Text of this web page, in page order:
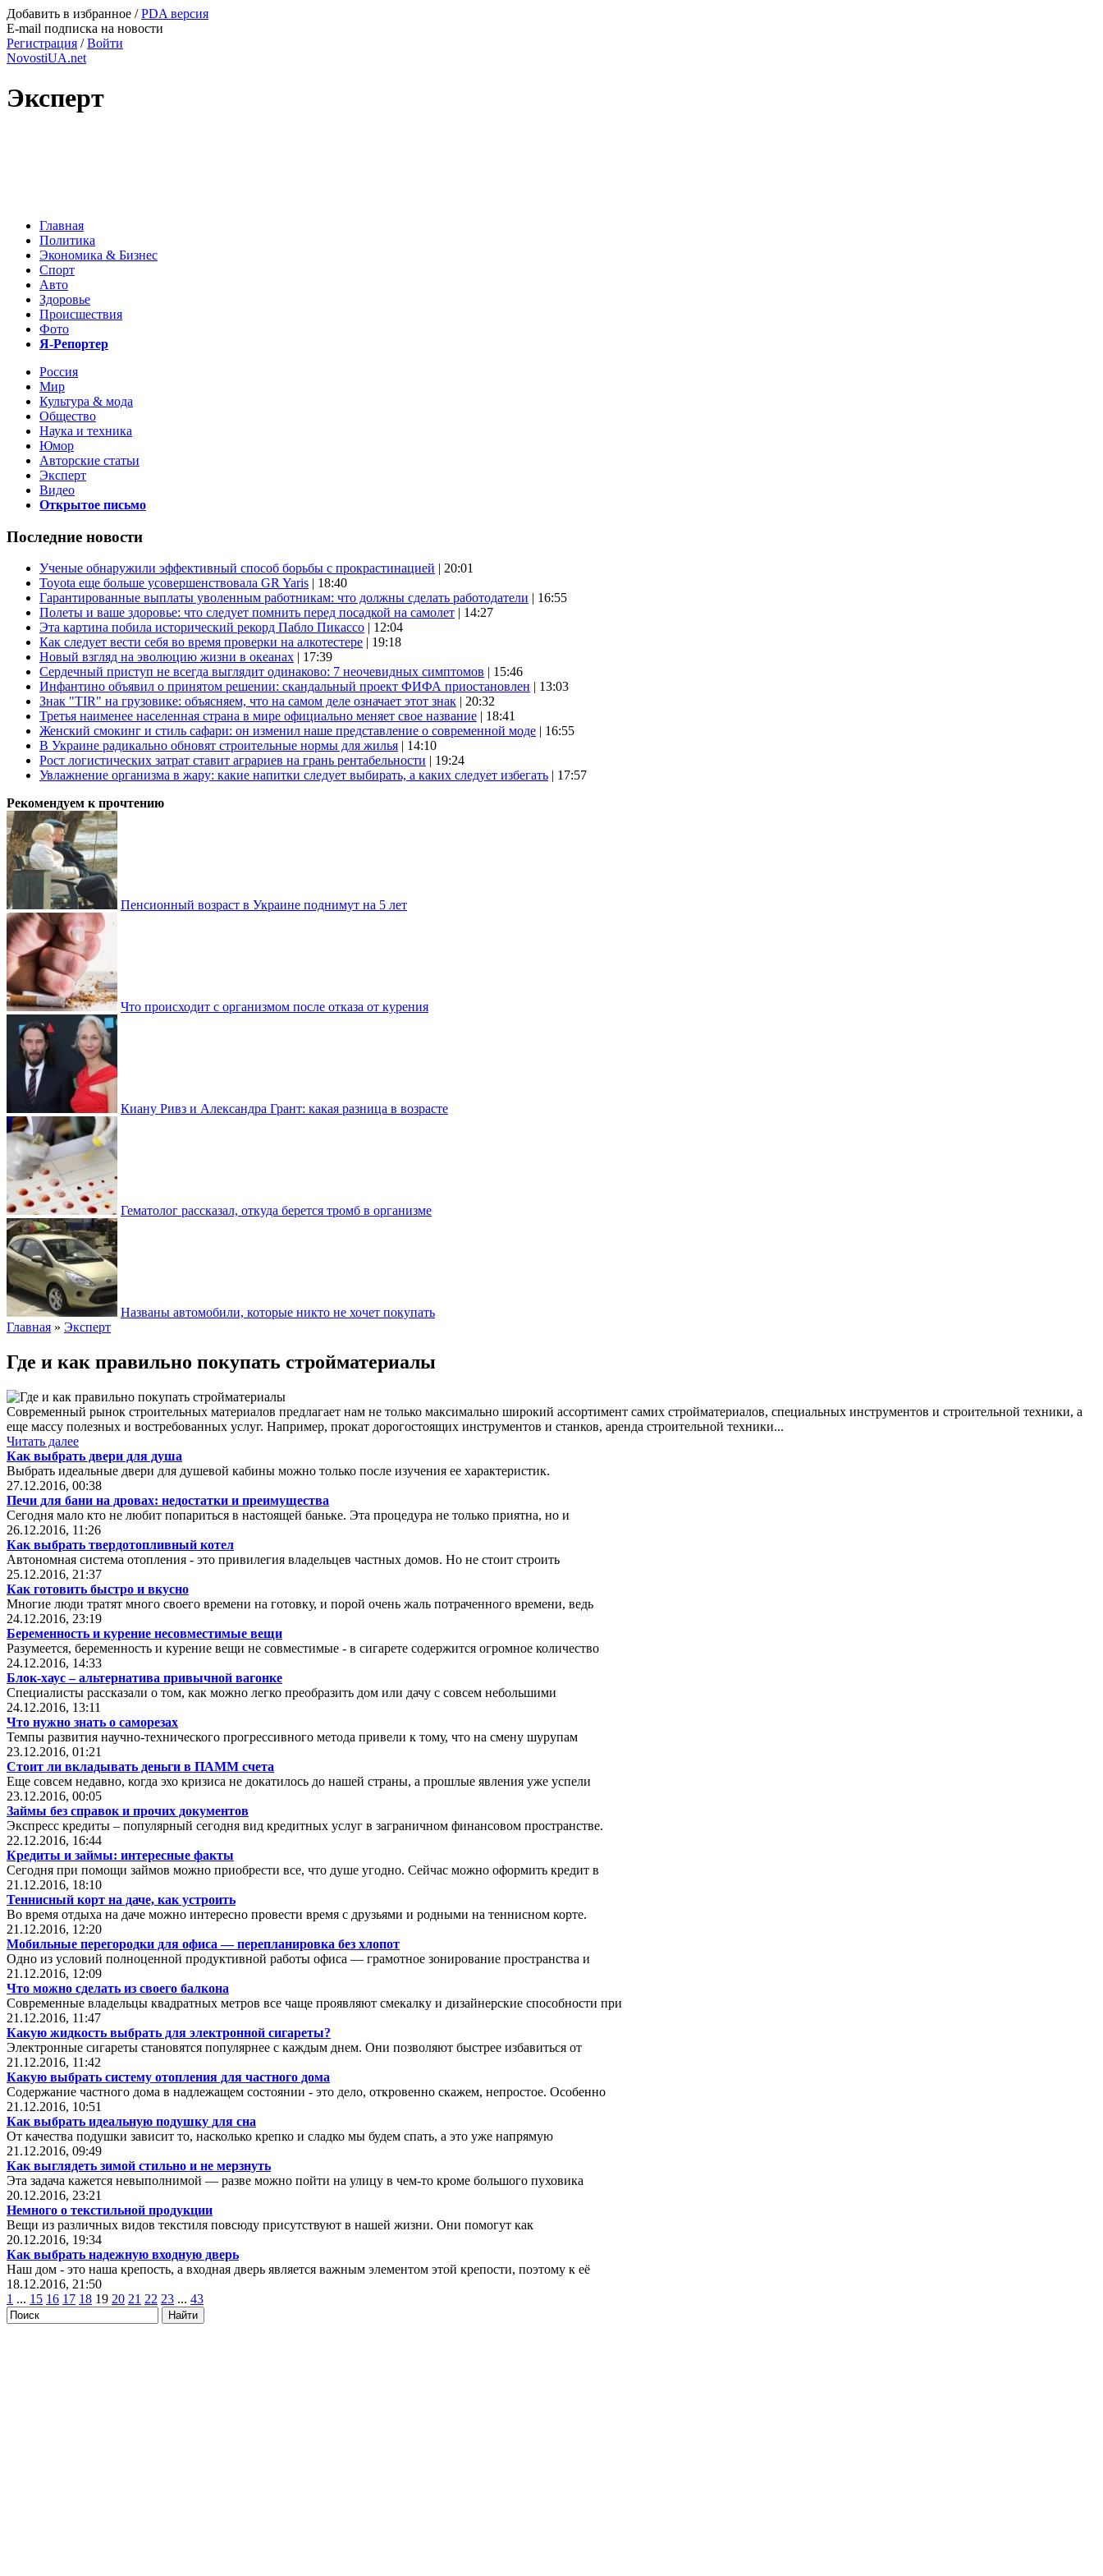
Добавить в избранное /PDA версия
E-mail подписка на новости
Регистрация /Войти
NovostiUA.net
Эксперт
Главная
Политика
Экономика & Бизнес
Спорт
Авто
Здоровье
Происшествия
Фото
Я-Репортер
Россия
Мир
Культура & мода
Общество
Наука и техника
Юмор
Авторские статьи
Эксперт
Видео
Открытое письмо
Последние новости
Ученые обнаружили эффективный способ борьбы с прокрастинацией | 20:01
Toyota еще больше усовершенствовала GR Yaris | 18:40
Гарантированные выплаты уволенным работникам: что должны сделать работодатели | 16:55
Полеты и ваше здоровье: что следует помнить перед посадкой на самолет | 14:27
Эта картина побила исторический рекорд Пабло Пикассо | 12:04
Как следует вести себя во время проверки на алкотестере | 19:18
Новый взгляд на эволюцию жизни в океанах | 17:39
Сердечный приступ не всегда выглядит одинаково: 7 неочевидных симптомов | 15:46
Инфантино объявил о принятом решении: скандальный проект ФИФА приостановлен | 13:03
Знак "TIR" на грузовике: объясняем, что на самом деле означает этот знак | 20:32
Третья наименее населенная страна в мире официально меняет свое название | 18:41
Женский смокинг и стиль сафари: он изменил наше представление о современной моде | 16:55
В Украине радикально обновят строительные нормы для жилья | 14:10
Рост логистических затрат ставит аграриев на грань рентабельности | 19:24
Увлажнение организма в жару: какие напитки следует выбирать, а каких следует избегать | 17:57
Рекомендуем к прочтению
Пенсионный возраст в Украине поднимут на 5 лет
Что происходит с организмом после отказа от курения
Киану Ривз и Александра Грант: какая разница в возрасте
Гематолог рассказал, откуда берется тромб в организме
Названы автомобили, которые никто не хочет покупать
Главная » Эксперт
Где и как правильно покупать стройматериалы
Современный рынок строительных материалов предлагает нам не только максимально широкий ассортимент самих стройматериалов, специальных инструментов и строительной техники, а
еще массу полезных и востребованных услуг. Например, прокат дорогостоящих инструментов и станков, аренда строительной техники...
Читать далее
Как выбрать двери для душа
Выбрать идеальные двери для душевой кабины можно только после изучения ее характеристик.
27.12.2016, 00:38
Печи для бани на дровах: недостатки и преимущества
Сегодня мало кто не любит попариться в настоящей баньке. Эта процедура не только приятна, но и
26.12.2016, 11:26
Как выбрать твердотопливный котел
Автономная система отопления - это привилегия владельцев частных домов. Но не стоит строить
25.12.2016, 21:37
Как готовить быстро и вкусно
Многие люди тратят много своего времени на готовку, и порой очень жаль потраченного времени, ведь
24.12.2016, 23:19
Беременность и курение несовместимые вещи
Разумеется, беременность и курение вещи не совместимые - в сигарете содержится огромное количество
24.12.2016, 14:33
Блок-хаус – альтернатива привычной вагонке
Специалисты рассказали о том, как можно легко преобразить дом или дачу с совсем небольшими
24.12.2016, 13:11
Что нужно знать о саморезах
Темпы развития научно-технического прогрессивного метода привели к тому, что на смену шурупам
23.12.2016, 01:21
Стоит ли вкладывать деньги в ПАММ счета
Еще совсем недавно, когда эхо кризиса не докатилось до нашей страны, а прошлые явления уже успели
23.12.2016, 00:05
Займы без справок и прочих документов
Экспресс кредиты – популярный сегодня вид кредитных услуг в заграничном финансовом пространстве.
22.12.2016, 16:44
Кредиты и займы: интересные факты
Сегодня при помощи займов можно приобрести все, что душе угодно. Сейчас можно оформить кредит в
21.12.2016, 18:10
Теннисный корт на даче, как устроить
Во время отдыха на даче можно интересно провести время с друзьями и родными на теннисном корте.
21.12.2016, 12:20
Мобильные перегородки для офиса ― перепланировка без хлопот
Одно из условий полноценной продуктивной работы офиса ― грамотное зонирование пространства и
21.12.2016, 12:09
Что можно сделать из своего балкона
Современные владельцы квадратных метров все чаще проявляют смекалку и дизайнерские способности при
21.12.2016, 11:47
Какую жидкость выбрать для электронной сигареты?
Электронные сигареты становятся популярнее с каждым днем. Они позволяют быстрее избавиться от
21.12.2016, 11:42
Какую выбрать систему отопления для частного дома
Содержание частного дома в надлежащем состоянии - это дело, откровенно скажем, непростое. Особенно
21.12.2016, 10:51
Как выбрать идеальную подушку для сна
От качества подушки зависит то, насколько крепко и сладко мы будем спать, а это уже напрямую
21.12.2016, 09:49
Как выглядеть зимой стильно и не мерзнуть
Эта задача кажется невыполнимой ― разве можно пойти на улицу в чем-то кроме большого пуховика
20.12.2016, 23:21
Немного о текстильной продукции
Вещи из различных видов текстиля повсюду присутствуют в нашей жизни. Они помогут как
20.12.2016, 19:34
Как выбрать надежную входную дверь
Наш дом - это наша крепость, а входная дверь является важным элементом этой крепости, поэтому к её
18.12.2016, 21:50
1 ... 15 16 17 18 19 20 21 22 23 ... 43